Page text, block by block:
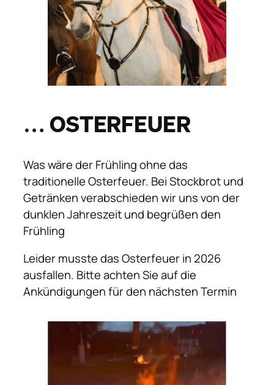
… Osterfeuer
Was wäre der Frühling ohne das
traditionelle Osterfeuer. Bei Stockbrot und
Getränken verabschieden wir uns von der
dunklen Jahreszeit und begrüßen den
Frühling
Leider musste das Osterfeuer in 2026
ausfallen. Bitte achten Sie auf die
Ankündigungen für den nächsten Termin